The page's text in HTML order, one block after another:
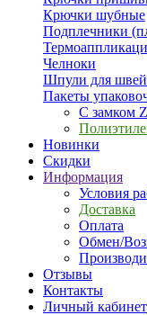
Крючки шубные
Подплечники
Челноки
Шпули для
Пакеты
С замком
Новинки
Скидки
Информация
Условия
Доставка
Оплата
Обмен/
Отзывы
Контакты
Личный кабинет